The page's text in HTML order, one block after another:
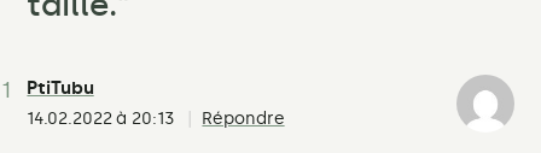
PtiTubu
14.02.2022 à 20:13 Répondre